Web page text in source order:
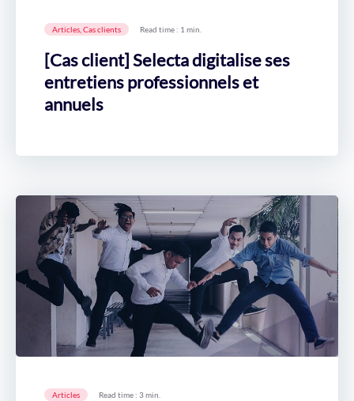
Articles, Cas clients Read time : 1 min.
[Cas client] Selecta digitalise ses
entretiens professionnels et
annuels
Articles Read time : 3 min.